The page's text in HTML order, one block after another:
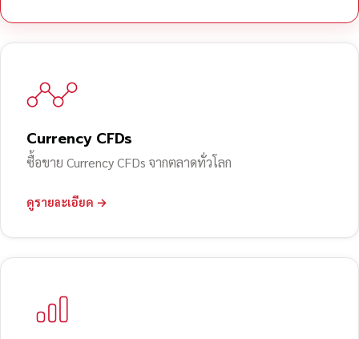
Currency CFDs
ซื้อขาย Currency CFDs จากตลาดทั่วโลก
ดูรายละเอียด →